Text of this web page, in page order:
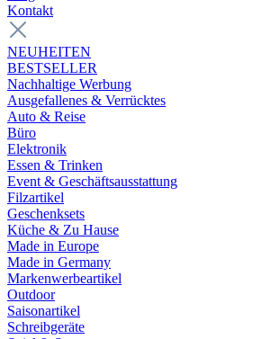
Kontakt
NEUHEITEN
BESTSELLER
Nachhaltige Werbung
Ausgefallenes & Verrücktes
Auto & Reise
Büro
Elektronik
Essen & Trinken
Event & Geschäftsausstattung
Filzartikel
Geschenksets
Küche & Zu Hause
Made in Europe
Made in Germany
Markenwerbeartikel
Outdoor
Saisonartikel
Schreibgeräte